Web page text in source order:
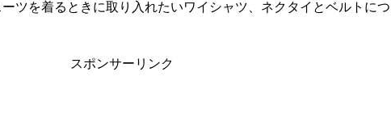
ツを着るときに取り入れたいワイシャツ、ネクタイとベルトにつ
スポンサーリンク